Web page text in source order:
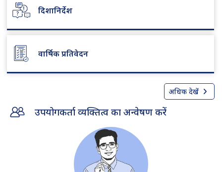
दिशानिर्देश
वार्षिक प्रतिवेदन
अधिक देखें
उपयोगकर्ता व्यक्तित्व का अन्वेषण करें